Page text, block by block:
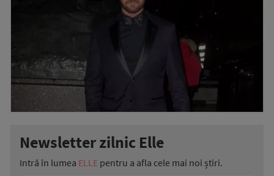
Newsletter zilnic Elle
Intră în lumea ELLE pentru a afla cele mai noi știri.